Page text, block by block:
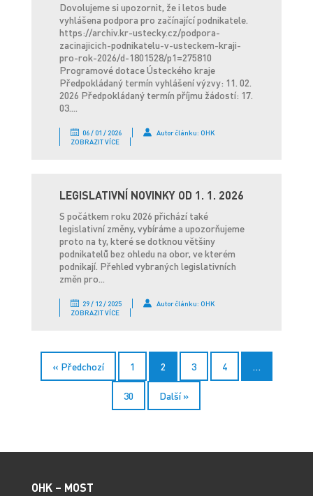
Dovolujeme si upozornit, že i letos bude
vyhlášena podpora pro začínající podnikatele.
https://archiv.kr-ustecky.cz/podpora-
zacinajicich-podnikatelu-v-usteckem-kraji-
pro-rok-2026/d-1801528/p1=275810
Programové dotace Ústeckého kraje
Předpokládaný termín vyhlášení výzvy: 11. 02.
2026 Předpokládaný termín příjmu žádostí: 17.
03....
06 / 01 / 2026
Autor článku: OHK
ZOBRAZIT VÍCE
LEGISLATIVNÍ NOVINKY OD 1. 1. 2026
S počátkem roku 2026 přichází také
legislativní změny, vybíráme a upozorňujeme
proto na ty, které se dotknou většiny
podnikatelů bez ohledu na obor, ve kterém
podnikají. Přehled vybraných legislativních
změn pro...
29 / 12 / 2025
Autor článku: OHK
ZOBRAZIT VÍCE
« Předchozí 1 2 3 4 …
30 Další »
OHK – MOST